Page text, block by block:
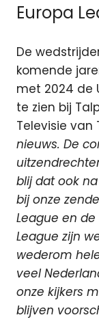
Europa
De
komende
met 2024 de
te zien bij
Televisie van
nieuws. De
blij dat ook
bij onze
League en de
League zijn
wederom
veel
onze kijkers
blijven